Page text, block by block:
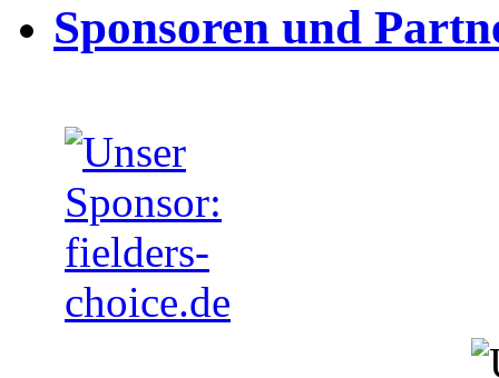
Sponsoren und